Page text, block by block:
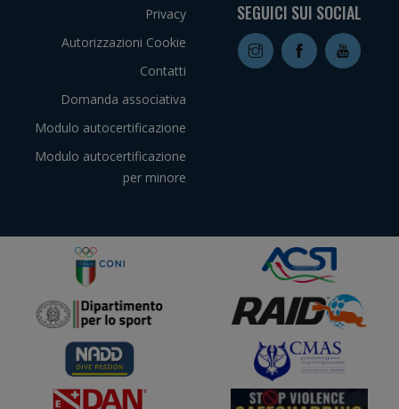
Privacy
Autorizzazioni Cookie
Contatti
Domanda associativa
Modulo autocertificazione
Modulo autocertificazione
per minore
SEGUICI SUI SOCIAL